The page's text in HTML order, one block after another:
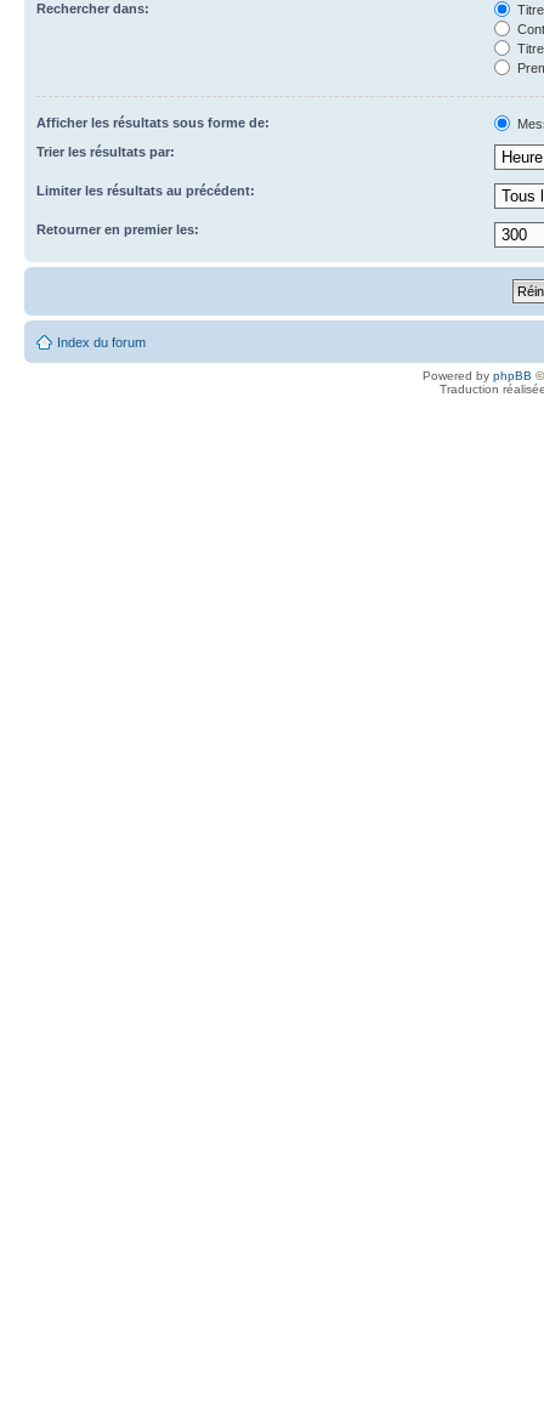
Rechercher dans:
Afficher les résultats sous forme de:
Trier les résultats par:
Limiter les résultats au précédent:
Retourner en premier les:
Index du forum
Powered by phpBB
Traduction